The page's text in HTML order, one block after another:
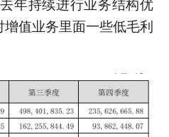
值业务里面一些低毛利